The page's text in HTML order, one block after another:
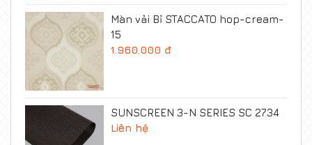
Màn vải Bỉ STACCATO hop-cream-
15
1.960.000 đ
SUNSCREEN 3-N SERIES SC 2734
Liên hệ